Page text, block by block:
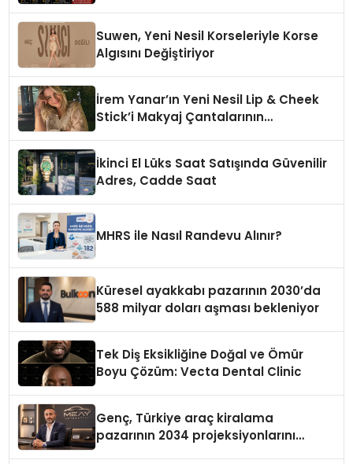
Suwen, Yeni Nesil Korseleriyle Korse
Algısını Değiştiriyor
İrem Yanar’ın Yeni Nesil Lip & Cheek
Stick’i Makyaj Çantalarının
İkinci El Lüks Saat Satışında Güvenilir
Adres, Cadde Saat
MHRS ile Nasıl Randevu Alınır?
Küresel ayakkabı pazarının 2030’da
588 milyar doları aşması bekleniyor
Tek Diş Eksikliğine Doğal ve Ömür
Boyu Çözüm: Vecta Dental Clinic
Genç, Türkiye araç kiralama
pazarının 2034 projeksiyonlarını